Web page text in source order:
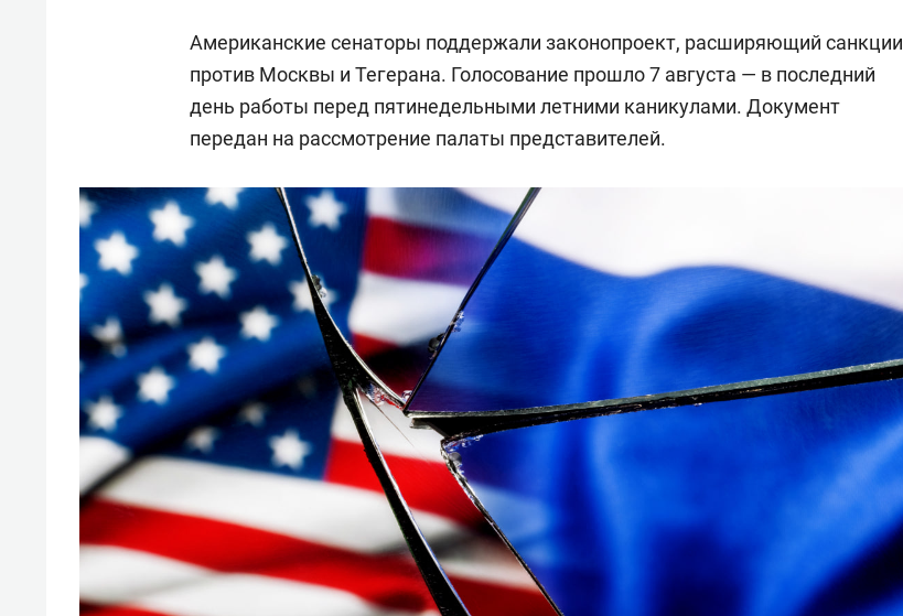
Американские сенаторы поддержали законопроект, расширяющий санкции
против Москвы и Тегерана. Голосование прошло 7 августа — в последний
день работы перед пятинедельными летними каникулами. Документ
передан на рассмотрение палаты представителей.